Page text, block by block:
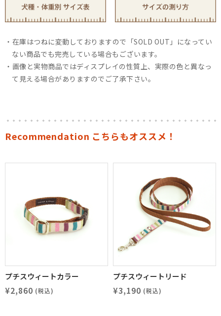
在庫はつねに変動しておりますので「SOLD OUT」になってい
ない商品でも完売している場合もございます。
画像と実物商品ではディスプレイの性質上、実際の色と異なっ
て見える場合がありますのでご了承下さい。
Recommendation こちらもオススメ！
プチスウィートカラー
¥2,860 (税込)
プチスウィートリード
¥3,190 (税込)